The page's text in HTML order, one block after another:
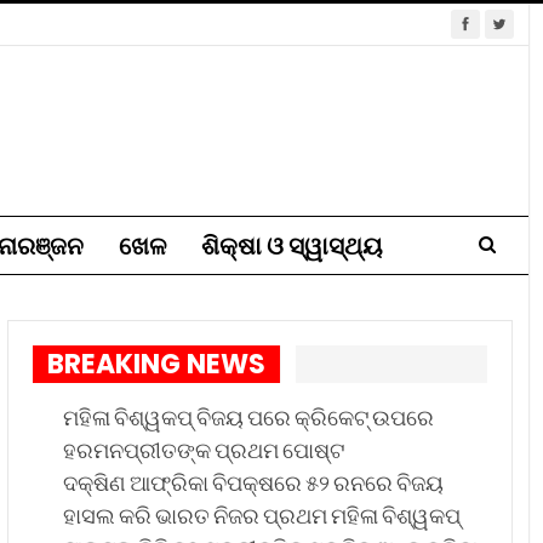
ଖେଳ
ଶିକ୍ଷା ଓ ସ୍ୱାସ୍ଥ୍ୟ
BREAKING NEWS
ମହିଳା ବିଶ୍ୱକପ୍ ବିଜୟ ପରେ କ୍ରିକେଟ୍ ଉପରେ
ହରମନପ୍ରୀତଙ୍କ ପ୍ରଥମ ପୋଷ୍ଟ
ଦକ୍ଷିଣ ଆଫ୍ରିକା ବିପକ୍ଷରେ ୫୨ ରନରେ ବିଜୟ
ହାସଲ କରି ଭାରତ ନିଜର ପ୍ରଥମ ମହିଳା ବିଶ୍ୱକପ୍